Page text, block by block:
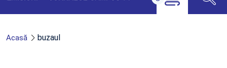
Acasă buzaul